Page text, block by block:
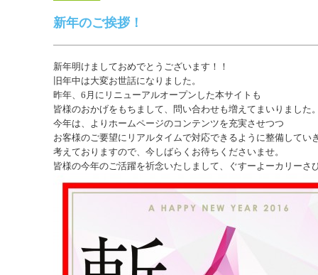
新年のご挨拶！
新年明けましておめでとうございます！！
旧年中は大変お世話になりました。
昨年、6月にリニューアルオープンした本サイトも
皆様のおかげをもちまして、問い合わせも増えてまいりました
今年は、よりホームページのコンテンツを充実させつつ
お客様のご要望にリアルタイムで対応できるように整備してい
考えておりますので、今しばらくお待ちくださいませ。
皆様の今年のご活躍を祈念いたしまして、ぐすーよーカリーさ